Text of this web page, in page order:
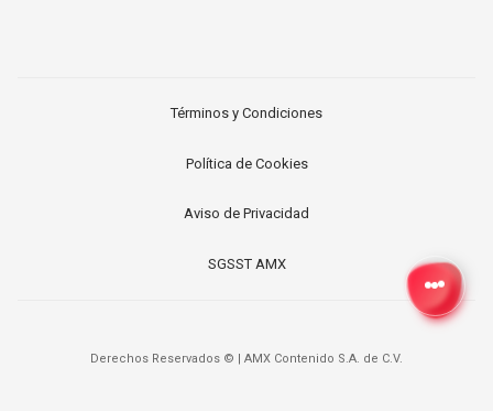
Términos y Condiciones
Política de Cookies
Aviso de Privacidad
SGSST AMX
Derechos Reservados © AMX Contenido S.A. de C.V.